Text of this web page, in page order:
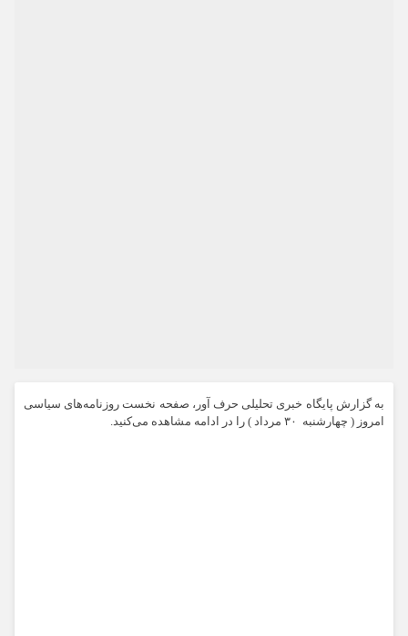
به گزارش پایگاه خبری تحلیلی حرف آور، صفحه نخست روزنامه‌های سیاسی
امروز ( چهارشنبه ۳۰ مرداد ) را در ادامه مشاهده می‌کنید.